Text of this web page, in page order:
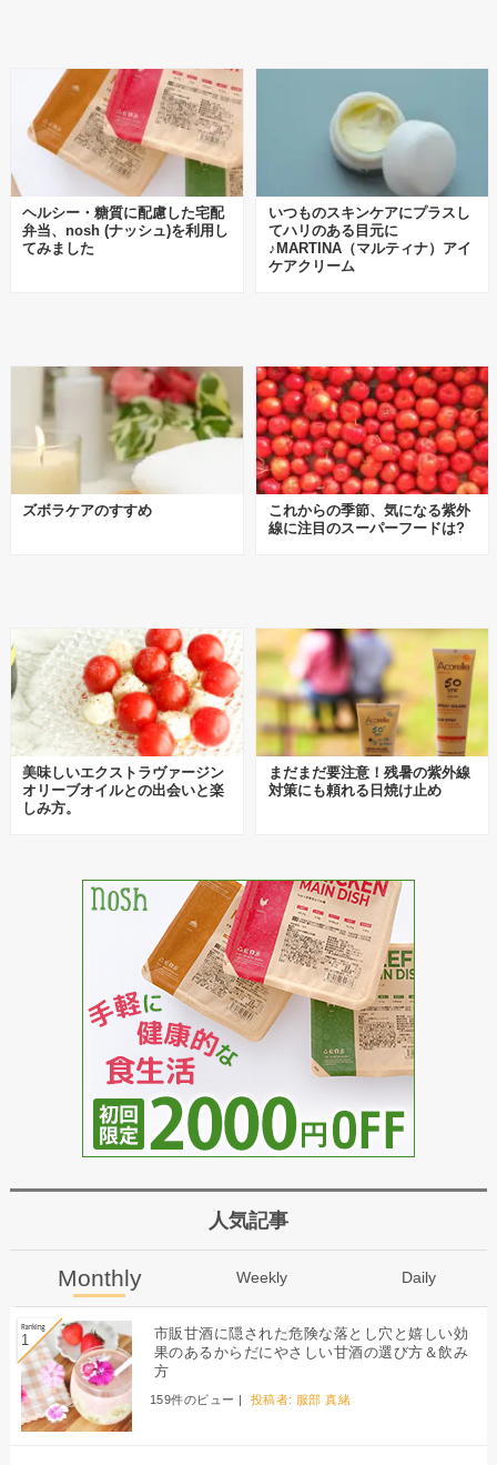
ヘルシー・糖質に配慮した宅配
弁当、nosh (ナッシュ)を利用し
てみました
いつものスキンケアにプラスし
てハリのある目元に
♪MARTINA（マルティナ）アイ
ケアクリーム
ズボラケアのすすめ
これからの季節、気になる紫外
線に注目のスーパーフードは?
美味しいエクストラヴァージン
オリーブオイルとの出会いと楽
しみ方。
まだまだ要注意！残暑の紫外線
対策にも頼れる日焼け止め
人気記事
Monthly Weekly Daily
市販甘酒に隠された危険な落とし穴と嬉しい効
果のあるからだにやさしい甘酒の選び方＆飲み
方
159件のビュー | 投稿者: 服部 真緒